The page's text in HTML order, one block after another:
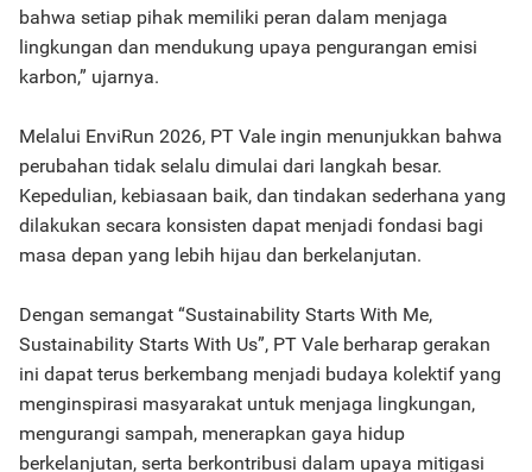
bahwa setiap pihak memiliki peran dalam menjaga
lingkungan dan mendukung upaya pengurangan emisi
karbon,” ujarnya.
Melalui EnviRun 2026, PT Vale ingin menunjukkan bahwa
perubahan tidak selalu dimulai dari langkah besar.
Kepedulian, kebiasaan baik, dan tindakan sederhana yang
dilakukan secara konsisten dapat menjadi fondasi bagi
masa depan yang lebih hijau dan berkelanjutan.
Dengan semangat “Sustainability Starts With Me,
Sustainability Starts With Us”, PT Vale berharap gerakan
ini dapat terus berkembang menjadi budaya kolektif yang
menginspirasi masyarakat untuk menjaga lingkungan,
mengurangi sampah, menerapkan gaya hidup
berkelanjutan, serta berkontribusi dalam upaya mitigasi